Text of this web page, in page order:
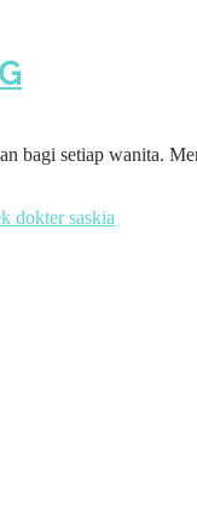
bagi setiap wanita.
dokter saskia